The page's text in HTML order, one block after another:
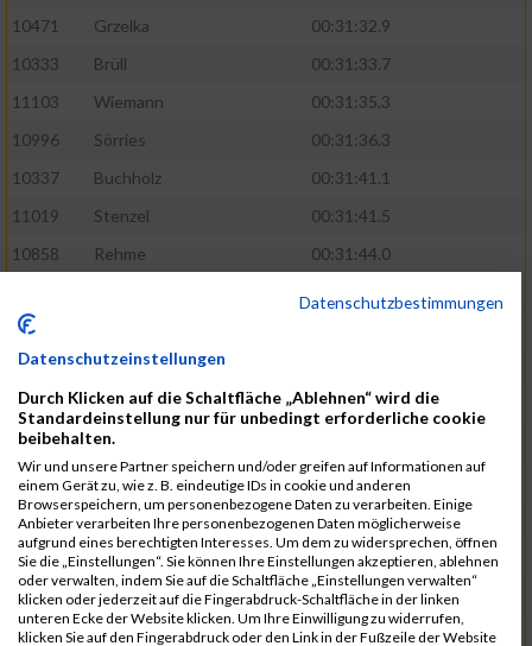
10471
Grzelka
00:31:32.9
10333
Brüll
00:31:33.7
11103
Wiemann
00:31:35.3
10996
Sörries
00:31:36.3
10337
Buchholz
00:31:41.1
11019
Stenzel
00:31:41.5
10858
Rehme
00:31:44.0
10553
11083
Wegner
10646
Köhler
00:31:52.2
10676
Kricke
11128
Wünsch
00:31:58.4
10492
Hanisch
00:31:58.6
10634
Knauft
00:31:59.1
10868
Restemeier
00:31:59.2
10480
Gutsche 00:32:01.9
Datenschutzbestimmungen
Datenschutzeinstellungen
Durch Klicken auf die Schaltfläche „Ablehnen“ wird die
Standardeinstellung nur für unbedingt erforderliche cookie
beibehalten.
Wir und unsere Partner speichern und/oder greifen auf Informationen auf
einem Gerät zu, wie z. B. eindeutige IDs in cookie und anderen
Browserspeichern, um personenbezogene Daten zu verarbeiten. Einige
Anbieter verarbeiten Ihre personenbezogenen Daten möglicherweise
aufgrund eines berechtigten Interesses. Um dem zu widersprechen, öffnen
Sie die „Einstellungen“. Sie können Ihre Einstellungen akzeptieren, ablehnen
oder verwalten, indem Sie auf die Schaltfläche „Einstellungen verwalten“
klicken oder jederzeit auf die Fingerabdruck-Schaltfläche in der linken
unteren Ecke der Website klicken. Um Ihre Einwilligung zu widerrufen,
klicken Sie auf den Fingerabdruck oder den Link in der Fußzeile der Website